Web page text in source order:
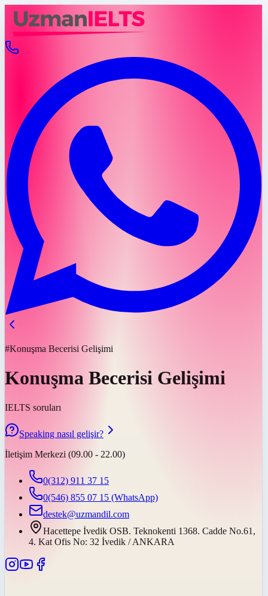
#Konuşma Becerisi Gelişimi
Konuşma Becerisi Gelişimi
IELTS soruları
Speaking nasıl gelişir?
İletişim Merkezi (09.00 - 22.00)
0(312) 911 37 15
0(546) 855 07 15 (WhatsApp)
destek@uzmandil.com
Hacettepe İvedik OSB. Teknokenti 1368. Cadde No.61,
4. Kat Ofis No: 32 İvedik / ANKARA